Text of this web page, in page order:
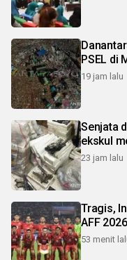
PSEL di
19 jam lalu
Senjata
ekskul
23 jam lalu
Tragis,
AFF 2026
53 menit